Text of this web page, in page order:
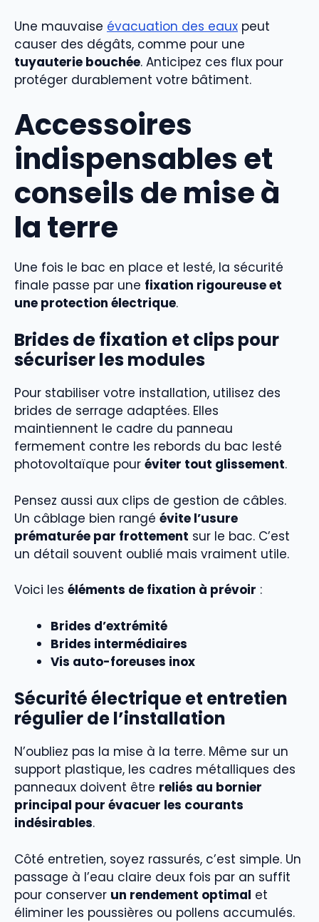
Une mauvaise évacuation des eaux peut
causer des dégâts, comme pour une
tuyauterie bouchée. Anticipez ces flux pour
protéger durablement votre bâtiment.
Accessoires
indispensables et
conseils de mise à
la terre
Une fois le bac en place et lesté, la sécurité
finale passe par une fixation rigoureuse et
une protection électrique.
Brides de fixation et clips pour
sécuriser les modules
Pour stabiliser votre installation, utilisez des
brides de serrage adaptées. Elles
maintiennent le cadre du panneau
fermement contre les rebords du bac lesté
photovoltaïque pour éviter tout glissement.
Pensez aussi aux clips de gestion de câbles.
Un câblage bien rangé évite l’usure
prématurée par frottement sur le bac. C’est
un détail souvent oublié mais vraiment utile.
Voici les éléments de fixation à prévoir :
Brides d’extrémité
Brides intermédiaires
Vis auto-foreuses inox
Sécurité électrique et entretien
régulier de l’installation
N’oubliez pas la mise à la terre. Même sur un
support plastique, les cadres métalliques des
panneaux doivent être reliés au bornier
principal pour évacuer les courants
indésirables.
Côté entretien, soyez rassurés, c’est simple. Un
passage à l’eau claire deux fois par an suffit
pour conserver un rendement optimal et
éliminer les poussières ou pollens accumulés.